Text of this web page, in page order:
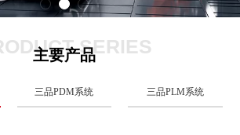
SERIES
主要产品
三品PDM系统 三品PLM系统